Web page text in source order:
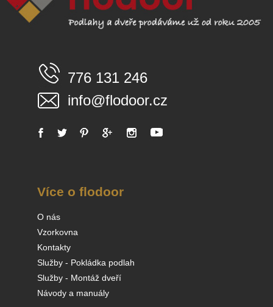
776 131 246
info@flodoor.cz
Více o flodoor
O nás
Vzorkovna
Kontakty
Služby - Pokládka podlah
Služby - Montáž dveří
Návody a manuály